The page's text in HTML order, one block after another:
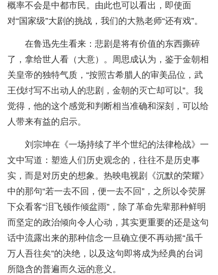
概率不会是中都市民。由此也可以看出，即使面
对“国家级”大剧的挑战，我们的大熟老师“还有戏”。
在鲁迅先生看来：悲剧是将有价值的东西撕碎
了，拿给世人看（大意）。周思成认为，鉴于金朝相
关皇帝的独特气质，“按照古希腊人的审美品位，武
王伐纣写不出动人的悲剧，金朝的灭亡却可以”。我
觉得，他的这个感觉和判断相当准确和深刻，可以给
人带来有益的启示。
刘宗坤在《一场持续了半个世纪的法律枪战》一
文中写道：塑造人们历史观念的，往往不是历史事
实，而是对历史的想象。热映电视剧《沉默的荣耀》
中的那句“若一去不回，便一去不回”，之所以令荧屏
下众看客“泪飞顿作倾盆雨”，除了革命先辈那种鲜明
而坚定的政治倾向令人心动，其实更重要的还是这句
话中流露出来的那种信念一旦确立便不再动摇“虽千
万人吾往矣”的决绝，以及这句即将成为经典的台词
所隐含的普遍而久远的意义。